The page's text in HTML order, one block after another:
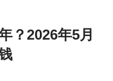
？2026年5月